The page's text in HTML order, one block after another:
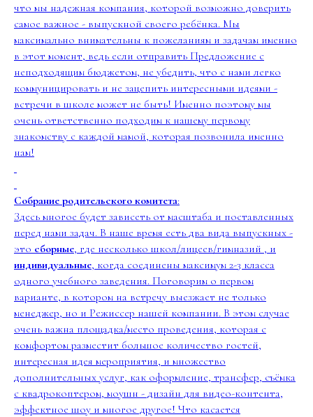
что мы надежная компания, которой возможно доверить
самое важное - выпускной своего ребёнка. Мы
максимально внимательны к пожеланиям и задачам именно
в этот момент, ведь если отправить Предложение с
неподходящим бюджетом, не убедить, что с нами легко
коммуницировать и не зацепить интересными идеями -
встречи в школе может не быть! Именно поэтому мы
очень ответственно подходим к нашему первому
знакомству с каждой мамой, которая позвонила именно
нам!
Собрание родительского комитета:
Здесь многое будет зависеть от масштаба и поставленных
перед нами задач. В наше время есть два вида выпускных -
это сборные, где несколько школ/лицеев/гимназий , и
индивидуальные, когда соединены максимум 2-3 класса
одного учебного заведения. Поговорим о первом
варианте, в котором на встречу выезжает не только
менеджер, но и Режиссер нашей компании. В этом случае
очень важна площадка/место проведения, которая с
комфортом разместит большое количество гостей,
интересная идея мероприятия, и множество
дополнительных услуг, как оформление, трансфер, съёмка
с квадрокоптером, моушн - дизайн для видео-контента,
эффектное шоу и многое другое! Что касается